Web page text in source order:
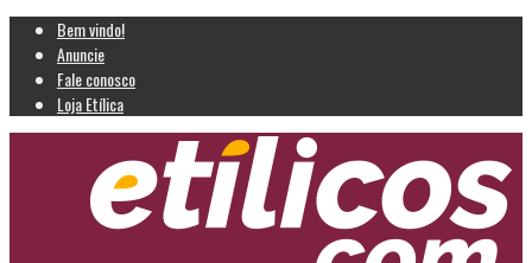
Bem vindo!
Anuncie
Fale conosco
Loja Etílica